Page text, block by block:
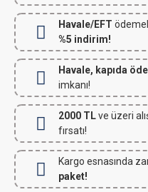
Havale/EFT
%5 indirim!
Havale, kapıda
imkanı!
2000 TLve üzeri
fırsatı!
Kargo esnasında
paket!